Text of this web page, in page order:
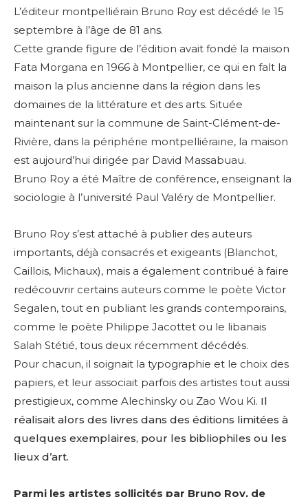
L’éditeur montpelliérain Bruno Roy est décédé le 15
septembre à l’âge de 81 ans.
Cette grande figure de l’édition avait fondé la maison
Fata Morgana en 1966 à Montpellier, ce qui en falt la
maison la plus ancienne dans la région dans les
domaines de la littérature et des arts. Située
maintenant sur la commune de Saint-Clément-de-
Rivière, dans la périphérie montpelliéraine, la maison
est aujourd’hui dirigée par David Massabuau.
Bruno Roy a été Maître de conférence, enseignant la
sociologie à l’université Paul Valéry de Montpellier.
Bruno Roy s’est attaché à publier des auteurs
importants, déjà consacrés et exigeants (Blanchot,
Caillois, Michaux), mais a également contribué à faire
redécouvrir certains auteurs comme le poète Victor
Segalen, tout en publiant les grands contemporains,
comme le poète Philippe Jacottet ou le libanais
Salah Stétié, tous deux récemment décédés.
Pour chacun, il soignait la typographie et le choix des
papiers, et leur associait parfois des artistes tout aussi
prestigieux, comme Alechinsky ou Zao Wou Ki. Il
réalisait alors des livres dans des éditions limitées à
quelques exemplaires, pour les bibliophiles ou les
lieux d’art.
Parmi les artistes sollicités par Bruno Roy, de